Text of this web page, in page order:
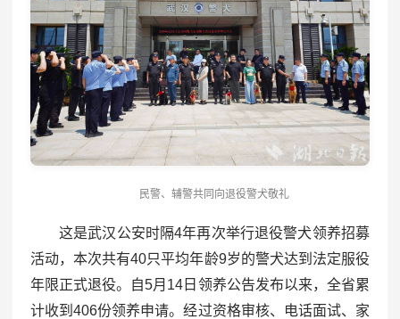
民警、辅警共同向退役警犬敬礼
这是武汉公安时隔4年再次举行退役警犬领养招募
活动，本次共有40只平均年龄9岁的警犬达到法定服役
年限正式退役。自5月14日领养公告发布以来，全省累
计收到406份领养申请。经过资格审核、电话面试、家